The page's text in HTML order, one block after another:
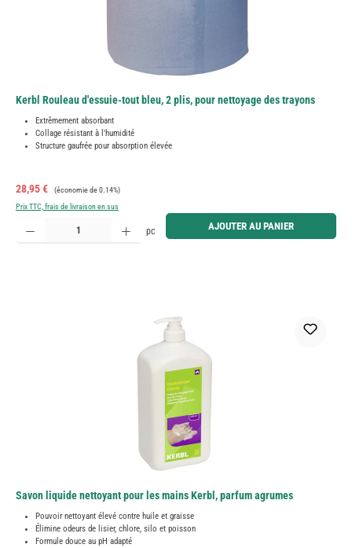
Kerbl Rouleau d'essuie-tout bleu, 2 plis, pour nettoyage des trayons
Extrêmement absorbant
Collage résistant à l'humidité
Structure gaufrée pour absorption élevée
Prix de vente :
28,95 € Prix régulier :
(économie de 0.14%)
Prix TTC, frais de livraison en sus
Quantité de produit : Entrez la quantité souhaitée ou utilisez les boutons pour augmenter ou
pc AJOUTER AU PANIER
Savon liquide nettoyant pour les mains Kerbl, parfum agrumes
Pouvoir nettoyant élevé contre huile et graisse
Élimine odeurs de lisier, chlore, silo et poisson
Formule douce au pH adapté